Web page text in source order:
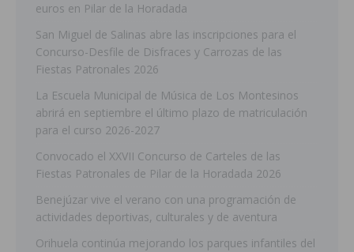
euros en Pilar de la Horadada
San Miguel de Salinas abre las inscripciones para el
Concurso-Desfile de Disfraces y Carrozas de las
Fiestas Patronales 2026
La Escuela Municipal de Música de Los Montesinos
abrirá en septiembre el último plazo de matriculación
para el curso 2026-2027
Convocado el XXVII Concurso de Carteles de las
Fiestas Patronales de Pilar de la Horadada 2026
Benejúzar vive el verano con una programación de
actividades deportivas, culturales y de aventura
Orihuela continúa mejorando los parques infantiles del